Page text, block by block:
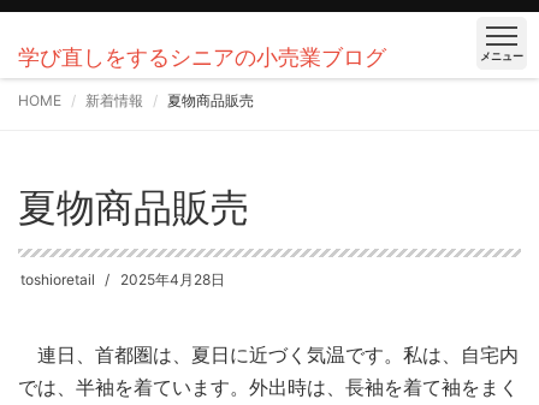
学び直しをするシニアの小売業ブログ メニュー
HOME 新着情報 夏物商品販売
夏物商品販売
toshioretail 2025年4月28日
連日、首都圏は、夏日に近づく気温です。私は、自宅内
では、半袖を着ています。外出時は、長袖を着て袖をまく